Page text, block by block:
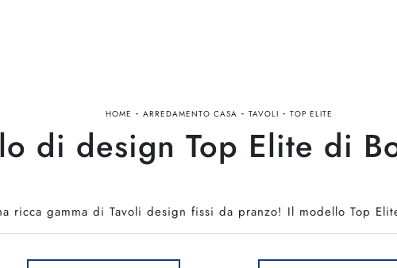
HOME - ARREDAMENTO CASA - TAVOLI - TOP ELITE
di design Top Elite di
ricca gamma di Tavoli design fissi da pranzo! Il modello Top